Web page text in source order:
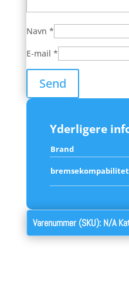
Navn *
E-mail *
Yderligere
Brand
bremsekompabilitet
Varenummer (SKU): N/A